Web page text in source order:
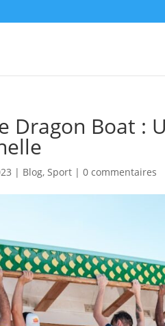
Dragon Boat :
| Blog,Sport |0 commentaires